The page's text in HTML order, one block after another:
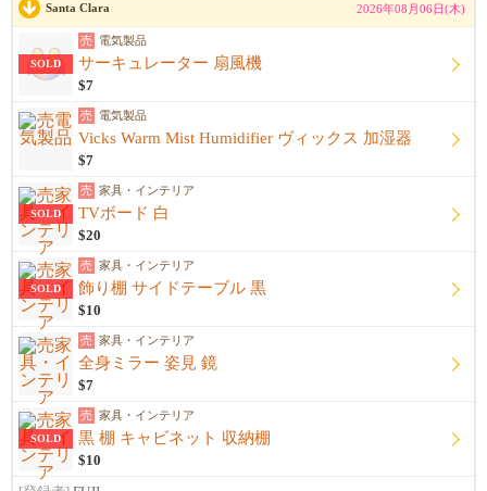
Santa Clara 2026年08月06日(木)
SOLD
売 電気製品
サーキュレーター 扇風機
$7
売 電気製品
Vicks Warm Mist Humidifier ヴィックス 加湿器
$7
SOLD
売 家具・インテリア
TVボード 白
$20
SOLD
売 家具・インテリア
飾り棚 サイドテーブル 黒
$10
売 家具・インテリア
全身ミラー 姿見 鏡
$7
SOLD
売 家具・インテリア
黒 棚 キャビネット 収納棚
$10